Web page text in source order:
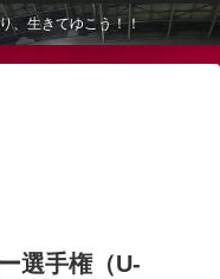
、生きてゆこう！！
選手権（U-